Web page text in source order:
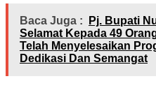
Baca Juga :
Pj. Bupati
Selamat Kepada 49
Telah Menyelesaikan
Dedikasi Dan Semangat